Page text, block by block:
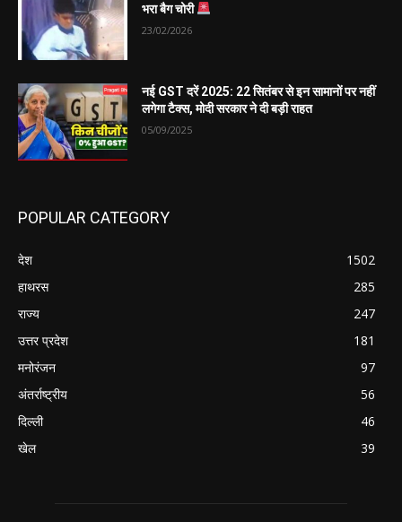
भरा बैग चोरी
23/02/2026
नई GST दरें 2025: 22 सितंबर से इन सामानों पर नहीं
लगेगा टैक्स, मोदी सरकार ने दी बड़ी राहत
05/09/2025
POPULAR CATEGORY
देश
1502
हाथरस
285
राज्य
247
उत्तर प्रदेश
181
मनोरंजन
97
अंतर्राष्ट्रीय
56
दिल्ली
46
खेल
39